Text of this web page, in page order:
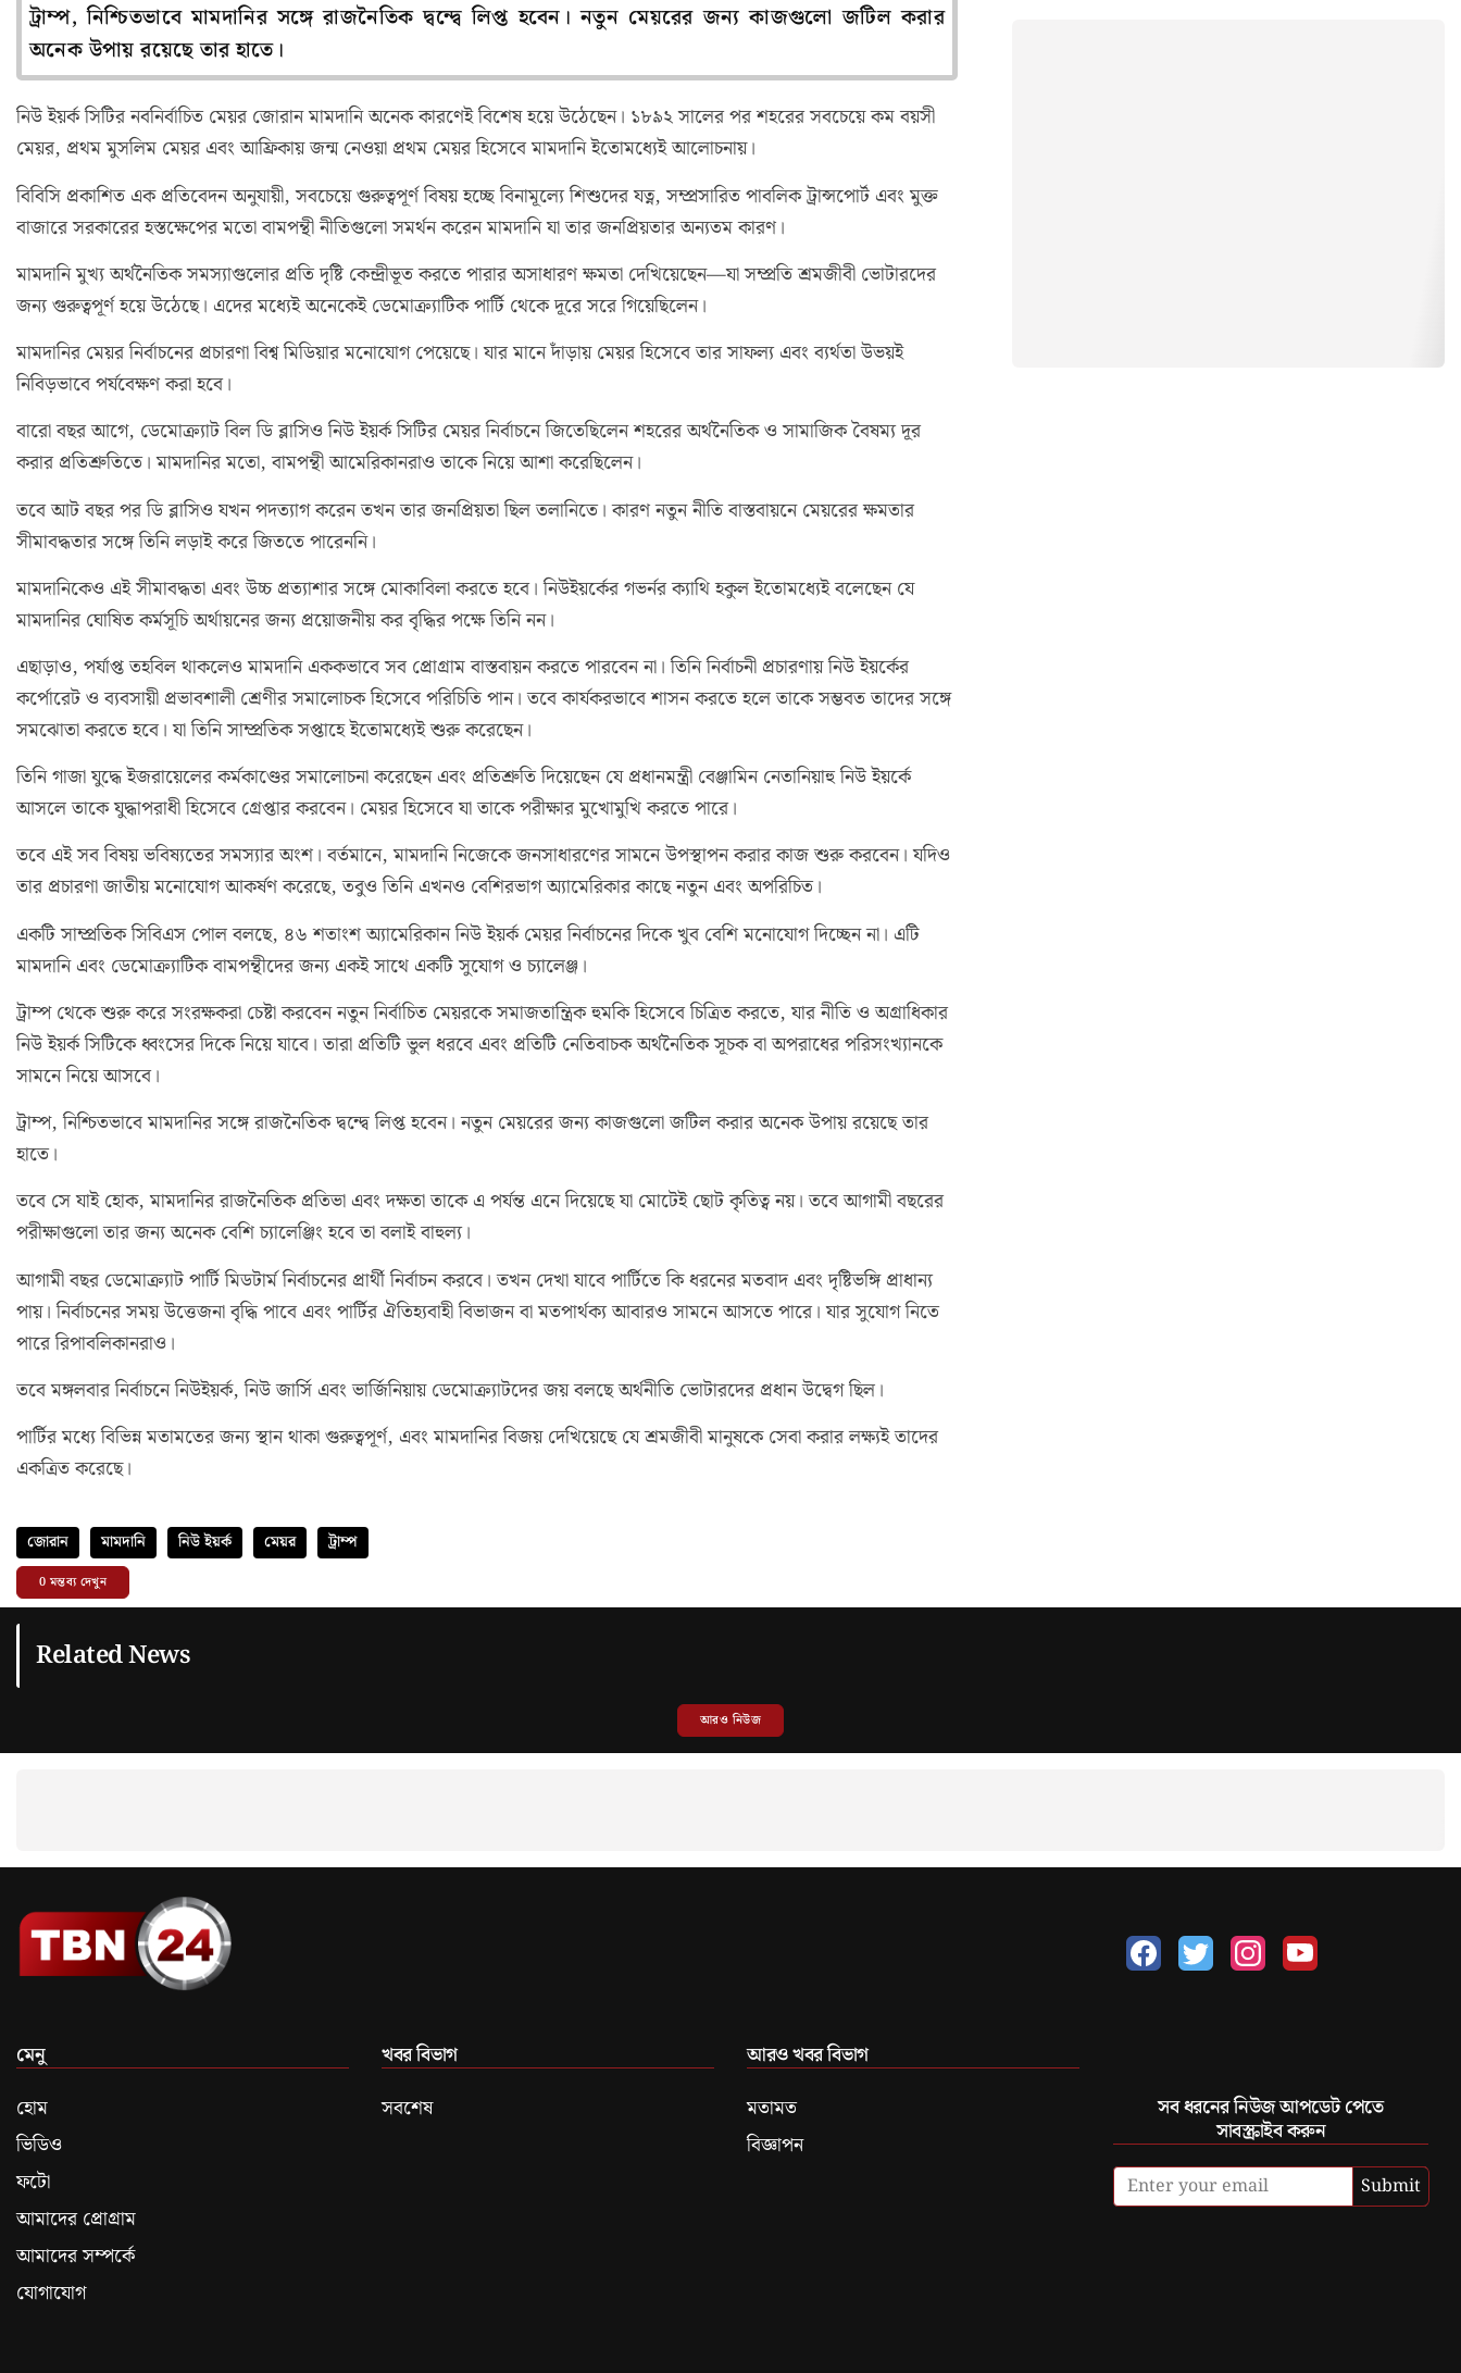
ট্রাম্প, নিশ্চিতভাবে মামদানির সঙ্গে রাজনৈতিক দ্বন্দ্বে লিপ্ত হবেন। নতুন মেয়রের জন্য কাজগুলো জটিল করার
অনেক উপায় রয়েছে তার হাতে।
নিউ ইয়র্ক সিটির নবনির্বাচিত মেয়র জোরান মামদানি অনেক কারণেই বিশেষ হয়ে উঠেছেন। ১৮৯২ সালের পর শহরের সবচেয়ে কম বয়সী
মেয়র, প্রথম মুসলিম মেয়র এবং আফ্রিকায় জন্ম নেওয়া প্রথম মেয়র হিসেবে মামদানি ইতোমধ্যেই আলোচনায়।
বিবিসি প্রকাশিত এক প্রতিবেদন অনুযায়ী, সবচেয়ে গুরুত্বপূর্ণ বিষয় হচ্ছে বিনামূল্যে শিশুদের যত্ন, সম্প্রসারিত পাবলিক ট্রান্সপোর্ট এবং মুক্ত
বাজারে সরকারের হস্তক্ষেপের মতো বামপন্থী নীতিগুলো সমর্থন করেন মামদানি যা তার জনপ্রিয়তার অন্যতম কারণ।
মামদানি মুখ্য অর্থনৈতিক সমস্যাগুলোর প্রতি দৃষ্টি কেন্দ্রীভূত করতে পারার অসাধারণ ক্ষমতা দেখিয়েছেন—যা সম্প্রতি শ্রমজীবী ভোটারদের
জন্য গুরুত্বপূর্ণ হয়ে উঠেছে। এদের মধ্যেই অনেকেই ডেমোক্র্যাটিক পার্টি থেকে দূরে সরে গিয়েছিলেন।
মামদানির মেয়র নির্বাচনের প্রচারণা বিশ্ব মিডিয়ার মনোযোগ পেয়েছে। যার মানে দাঁড়ায় মেয়র হিসেবে তার সাফল্য এবং ব্যর্থতা উভয়ই
নিবিড়ভাবে পর্যবেক্ষণ করা হবে।
বারো বছর আগে, ডেমোক্র্যাট বিল ডি ব্লাসিও নিউ ইয়র্ক সিটির মেয়র নির্বাচনে জিতেছিলেন শহরের অর্থনৈতিক ও সামাজিক বৈষম্য দূর
করার প্রতিশ্রুতিতে। মামদানির মতো, বামপন্থী আমেরিকানরাও তাকে নিয়ে আশা করেছিলেন।
তবে আট বছর পর ডি ব্লাসিও যখন পদত্যাগ করেন তখন তার জনপ্রিয়তা ছিল তলানিতে। কারণ নতুন নীতি বাস্তবায়নে মেয়রের ক্ষমতার
সীমাবদ্ধতার সঙ্গে তিনি লড়াই করে জিততে পারেননি।
মামদানিকেও এই সীমাবদ্ধতা এবং উচ্চ প্রত্যাশার সঙ্গে মোকাবিলা করতে হবে। নিউইয়র্কের গভর্নর ক্যাথি হকুল ইতোমধ্যেই বলেছেন যে
মামদানির ঘোষিত কর্মসূচি অর্থায়নের জন্য প্রয়োজনীয় কর বৃদ্ধির পক্ষে তিনি নন।
এছাড়াও, পর্যাপ্ত তহবিল থাকলেও মামদানি এককভাবে সব প্রোগ্রাম বাস্তবায়ন করতে পারবেন না। তিনি নির্বাচনী প্রচারণায় নিউ ইয়র্কের
কর্পোরেট ও ব্যবসায়ী প্রভাবশালী শ্রেণীর সমালোচক হিসেবে পরিচিতি পান। তবে কার্যকরভাবে শাসন করতে হলে তাকে সম্ভবত তাদের সঙ্গে
সমঝোতা করতে হবে। যা তিনি সাম্প্রতিক সপ্তাহে ইতোমধ্যেই শুরু করেছেন।
তিনি গাজা যুদ্ধে ইজরায়েলের কর্মকাণ্ডের সমালোচনা করেছেন এবং প্রতিশ্রুতি দিয়েছেন যে প্রধানমন্ত্রী বেঞ্জামিন নেতানিয়াহু নিউ ইয়র্কে
আসলে তাকে যুদ্ধাপরাধী হিসেবে গ্রেপ্তার করবেন। মেয়র হিসেবে যা তাকে পরীক্ষার মুখোমুখি করতে পারে।
তবে এই সব বিষয় ভবিষ্যতের সমস্যার অংশ। বর্তমানে, মামদানি নিজেকে জনসাধারণের সামনে উপস্থাপন করার কাজ শুরু করবেন। যদিও
তার প্রচারণা জাতীয় মনোযোগ আকর্ষণ করেছে, তবুও তিনি এখনও বেশিরভাগ অ্যামেরিকার কাছে নতুন এবং অপরিচিত।
একটি সাম্প্রতিক সিবিএস পোল বলছে, ৪৬ শতাংশ অ্যামেরিকান নিউ ইয়র্ক মেয়র নির্বাচনের দিকে খুব বেশি মনোযোগ দিচ্ছেন না। এটি
মামদানি এবং ডেমোক্র্যাটিক বামপন্থীদের জন্য একই সাথে একটি সুযোগ ও চ্যালেঞ্জ।
ট্রাম্প থেকে শুরু করে সংরক্ষকরা চেষ্টা করবেন নতুন নির্বাচিত মেয়রকে সমাজতান্ত্রিক হুমকি হিসেবে চিত্রিত করতে, যার নীতি ও অগ্রাধিকার
নিউ ইয়র্ক সিটিকে ধ্বংসের দিকে নিয়ে যাবে। তারা প্রতিটি ভুল ধরবে এবং প্রতিটি নেতিবাচক অর্থনৈতিক সূচক বা অপরাধের পরিসংখ্যানকে
সামনে নিয়ে আসবে।
ট্রাম্প, নিশ্চিতভাবে মামদানির সঙ্গে রাজনৈতিক দ্বন্দ্বে লিপ্ত হবেন। নতুন মেয়রের জন্য কাজগুলো জটিল করার অনেক উপায় রয়েছে তার
হাতে।
তবে সে যাই হোক, মামদানির রাজনৈতিক প্রতিভা এবং দক্ষতা তাকে এ পর্যন্ত এনে দিয়েছে যা মোটেই ছোট কৃতিত্ব নয়। তবে আগামী বছরের
পরীক্ষাগুলো তার জন্য অনেক বেশি চ্যালেঞ্জিং হবে তা বলাই বাহুল্য।
আগামী বছর ডেমোক্র্যাট পার্টি মিডটার্ম নির্বাচনের প্রার্থী নির্বাচন করবে। তখন দেখা যাবে পার্টিতে কি ধরনের মতবাদ এবং দৃষ্টিভঙ্গি প্রাধান্য
পায়। নির্বাচনের সময় উত্তেজনা বৃদ্ধি পাবে এবং পার্টির ঐতিহ্যবাহী বিভাজন বা মতপার্থক্য আবারও সামনে আসতে পারে। যার সুযোগ নিতে
পারে রিপাবলিকানরাও।
তবে মঙ্গলবার নির্বাচনে নিউইয়র্ক, নিউ জার্সি এবং ভার্জিনিয়ায় ডেমোক্র্যাটদের জয় বলছে অর্থনীতি ভোটারদের প্রধান উদ্বেগ ছিল।
পার্টির মধ্যে বিভিন্ন মতামতের জন্য স্থান থাকা গুরুত্বপূর্ণ, এবং মামদানির বিজয় দেখিয়েছে যে শ্রমজীবী মানুষকে সেবা করার লক্ষ্যই তাদের
একত্রিত করেছে।
জোরান মামদানি নিউ ইয়র্ক মেয়র ট্রাম্প
0মন্তব্য দেখুন
Related News
আরও নিউজ
মেনু
হোম
ভিডিও
ফটো
আমাদের প্রোগ্রাম
আমাদের সম্পর্কে
যোগাযোগ
খবর বিভাগ
সবশেষ
আরও খবর বিভাগ
মতামত
বিজ্ঞাপন
সব ধরনের নিউজ আপডেট পেতে
সাবস্ক্রাইব করুন
Submit